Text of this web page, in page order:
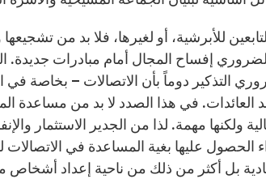
للأبرشية، أو لغيرها، فلا بد من تشجيعها
إفساح المجال أمام مبادرات جديدة.
التذكير دوماً بأن الاتصالات – بخاصة
العائدات. في هذا الصدد لا بد من مساعدة
ولكنها مهمة. لذا من الجدير الاستثمار
الحصول عليها بغية المساعدة في